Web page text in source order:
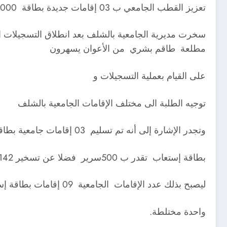
تعزيز القطب الجامعي ب 03 إقامات جديدة بطاقة 4000 سرير
مطلعة طاقم بشري من الأعوان يسهرون
على القيام بعملية التسجيلات و
توجيه الطلبة الى مختلف الإقامات الجامعية بالشلف
وتجدر الإشارة إلى أنه تم تسليم 03 إقامات جامعية بطاقة 4000 سرير منها إقامتين بالقطب الجامعي الجديد بالحسنية وإقامة جامعية بالقطب
بطاقة إستعاب تقدر ب 500سرير فضلا عن تسخير 142 حافلة وخط سكة حديدية للطلبة القاطنين بالعطاف والشلف
ليصبح بذلك عدد الإقامات الجامعية 09 إقامات بطاقة إستعاب 16 ألف منها 05 إقامات للإناث و03 للذكور و
واحدة مختلطة.